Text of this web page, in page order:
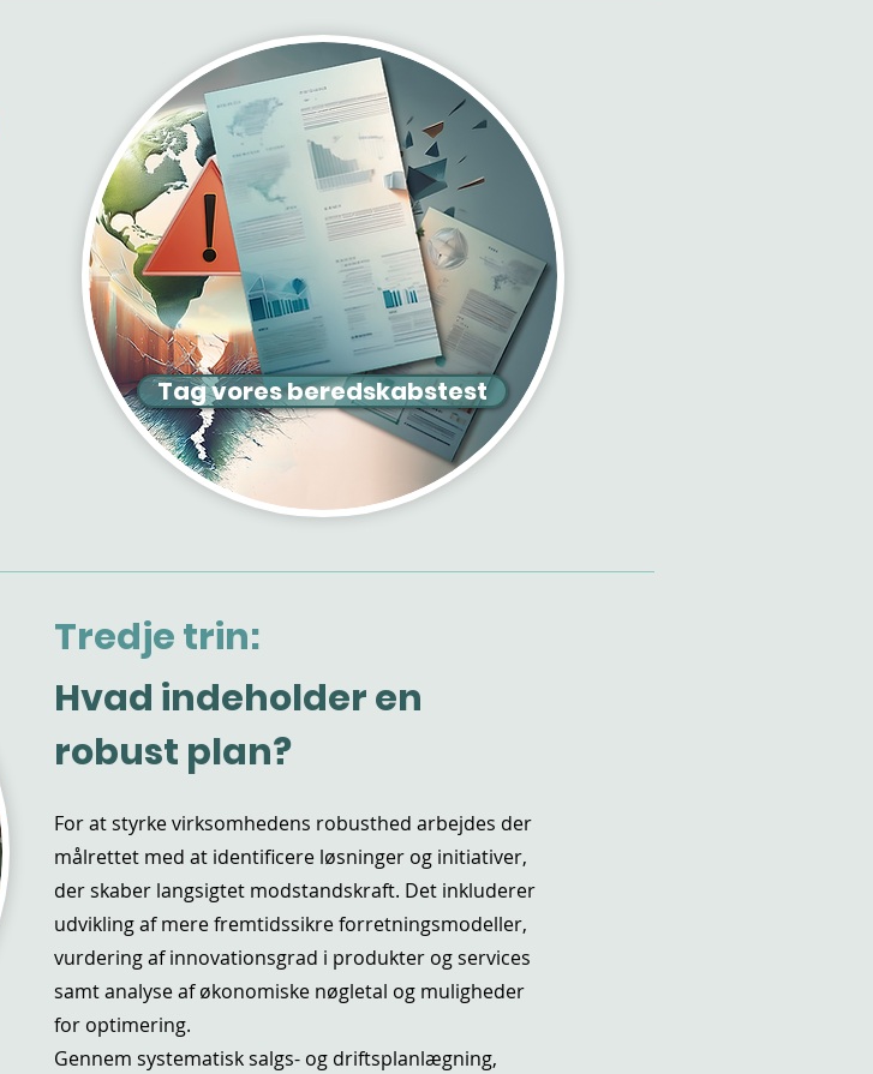
Tag vores beredskabstest
Tredje trin:
Hvad indeholder en
robust plan?
For at styrke virksomhedens robusthed arbejdes der
målrettet med at identificere løsninger og initiativer,
der skaber langsigtet modstandskraft. Det inkluderer
udvikling af mere fremtidssikre forretningsmodeller,
vurdering af innovationsgrad i produkter og services
samt analyse af økonomiske nøgletal og muligheder
for optimering.
Gennem systematisk salgs- og driftsplanlægning,